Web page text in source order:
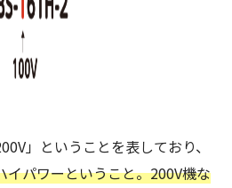
」ということを表しており、
イパワーということ。200V機な